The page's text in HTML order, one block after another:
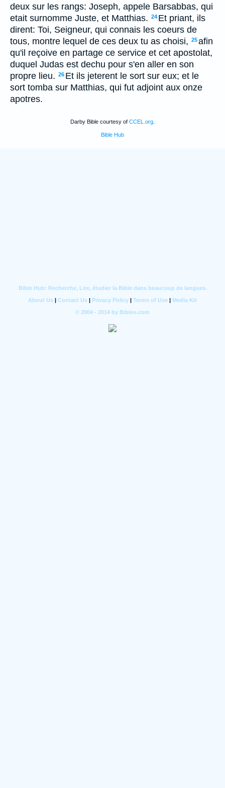
deux sur les rangs: Joseph, appele Barsabbas, qui
etait surnomme Juste, et Matthias. 24 Et priant, ils
dirent: Toi, Seigneur, qui connais les coeurs de
tous, montre lequel de ces deux tu as choisi, 25afin
qu'il reçoive en partage ce service et cet apostolat,
duquel Judas est dechu pour s'en aller en son
propre lieu. 26 Et ils jeterent le sort sur eux; et le
sort tomba sur Matthias, qui fut adjoint aux onze
apotres.
Darby Bible courtesy of CCEL.org
Bible Hub